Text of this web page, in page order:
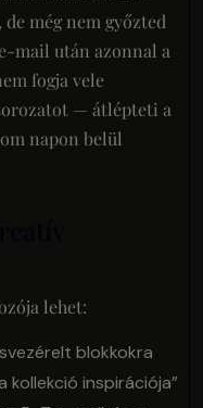
még nem győzted
mail után azonnal a
fogja vele
— átlépteti a
napon belül
lehet:
blokkokra
kollekció inspirációja”